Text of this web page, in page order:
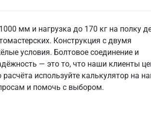
мм и нагрузка до 170 кг на полку
Конструкция с двумя
условия. Болтовое соединение и
— это то, что наши клиенты
используйте калькулятор на
и помочь с выбором.